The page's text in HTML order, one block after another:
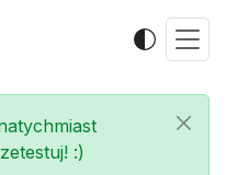
:)